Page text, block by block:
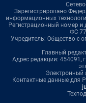
Зарегистрировано
информационных
Регистрационный номер
ФС
Учредитель: Общество с
Главный
Адрес редакции: 454091,
Электронный
Контактные данные для